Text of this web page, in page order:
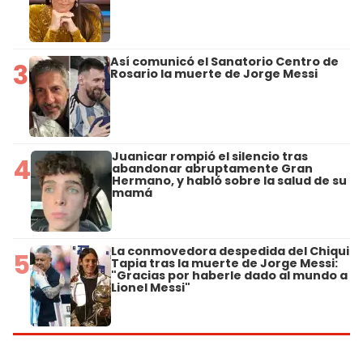
3 Así comunicó el Sanatorio Centro de
Rosario la muerte de Jorge Messi
4 Juanicar rompió el silencio tras
abandonar abruptamente Gran
Hermano, y habló sobre la salud de su
mamá
5 La conmovedora despedida del Chiqui
Tapia tras la muerte de Jorge Messi:
"Gracias por haberle dado al mundo a
Lionel Messi"